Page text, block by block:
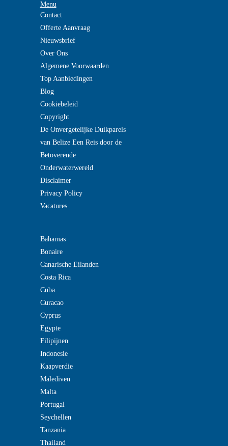
Menu
Contact
Offerte Aanvraag
Nieuwsbrief
Over Ons
Algemene Voorwaarden
Top Aanbiedingen
Blog
Cookiebeleid
Copyright
De Onvergetelijke Duikparels
van Belize Een Reis door de
Betoverende
Onderwaterwereld
Disclaimer
Privacy Policy
Vacatures
Bahamas
Bonaire
Canarische Eilanden
Costa Rica
Cuba
Curacao
Cyprus
Egypte
Filipijnen
Indonesie
Kaapverdie
Malediven
Malta
Portugal
Seychellen
Tanzania
Thailand